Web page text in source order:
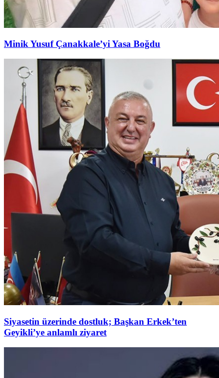
Minik Yusuf Çanakkale’yi Yasa Boğdu
Siyasetin üzerinde dostluk; Başkan Erkek’ten
Geyikli’ye anlamlı ziyaret